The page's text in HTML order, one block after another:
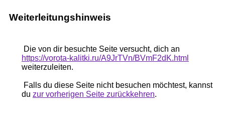
Weiterleitungshinweis
Die von dir besuchte Seite versucht, dich an
https://vorota-kalitki.ru/A9JrTVn/BVmF2dK.html
weiterzuleiten.
Falls du diese Seite nicht besuchen möchtest, kannst
du zur vorherigen Seite zurückkehren.